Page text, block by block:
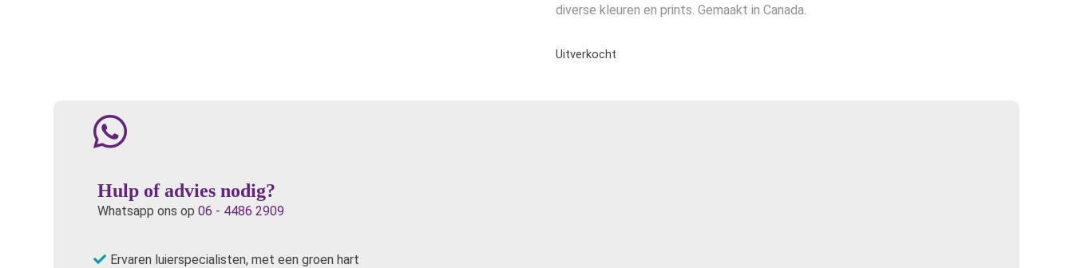
diverse kleuren en prints. Gemaakt in Canada.
Uitverkocht
Hulp of advies nodig?
Whatsapp ons op 06 - 4486 2909
Ervaren luierspecialisten, met een groen hart